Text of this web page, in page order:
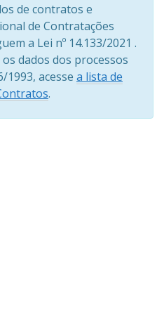
de contratos e
de Contratações
a Lei nº 14.133/2021 .
dados dos processos
1993, acesse a lista de
.